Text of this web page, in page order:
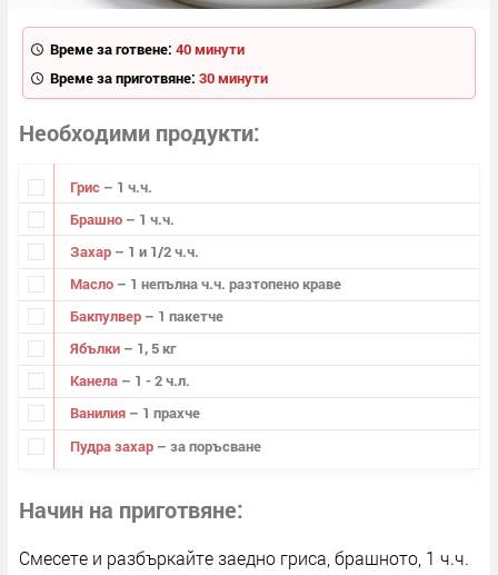
Време за готвене: 40 минути
Време за приготвяне: 30 минути
Необходими продукти
Грис – 1 ч.ч.
Брашно – 1 ч.ч.
Захар – 1 и 1/2 ч.ч.
Масло – 1 непълна ч.ч. разтопено краве
Бакпулвер – 1 пакетче
Ябълки – 1, 5 кг
Канела – 1 - 2 ч.л.
Ванилия – 1 прахче
Пудра захар – за поръсване
Начин на приготвяне
Смесете и разбъркайте заедно гриса, брашното, 1 ч.ч.